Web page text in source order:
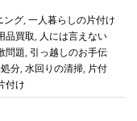
ング, 一人暮らしの片付け
品買取, 人には言えない
問題, 引っ越しのお手伝
分, 水回りの清掃, 片付
付け